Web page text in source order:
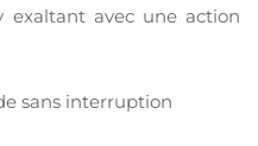
exaltant avec une action
sans interruption